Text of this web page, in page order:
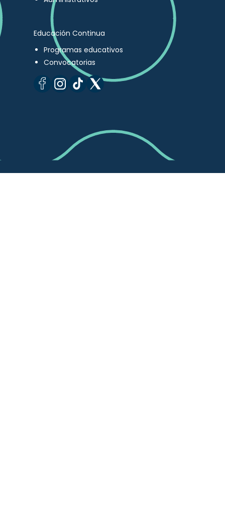
Educación Continua
Programas educativos
Convocatorias